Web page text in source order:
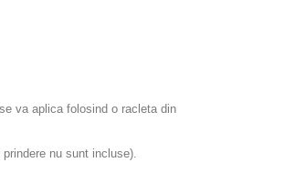
va aplica folosind o racleta din
nu sunt incluse).